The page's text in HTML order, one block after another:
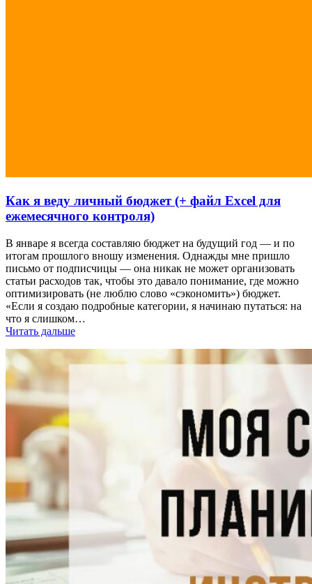
Как я веду личный бюджет (+ файл Excel для
ежемесячного контроля)
В январе я всегда составляю бюджет на будущий год — и по
итогам прошлого вношу изменения. Однажды мне пришло
письмо от подписчицы — она никак не может организовать
статьи расходов так, чтобы это давало понимание, где можно
оптимизировать (не люблю слово «сэкономить») бюджет.
«Если я создаю подробные категории, я начинаю путаться: на
что я слишком…
Читать дальше